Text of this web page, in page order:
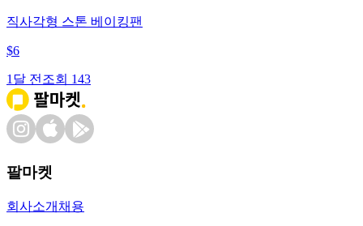
직사각형 스톤 베이킹팬
$6
1달 전 조회 143
팔마켓
회사소개 채용